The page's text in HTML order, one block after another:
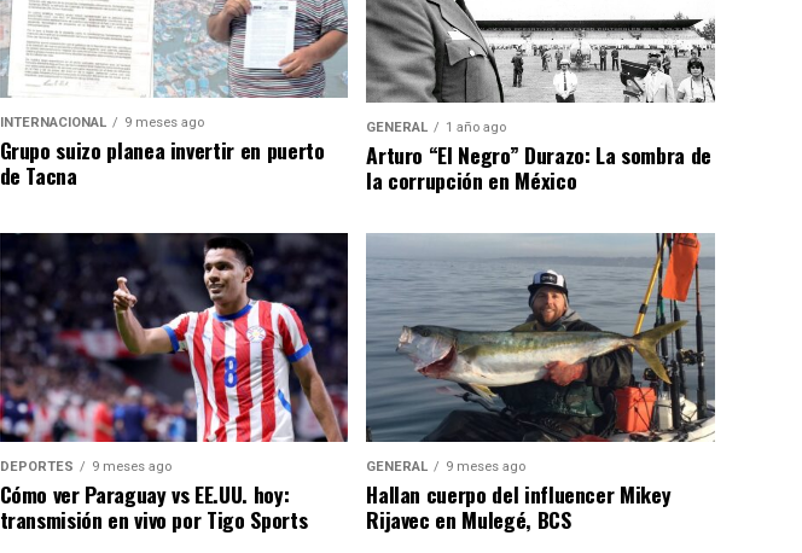
INTERNACIONAL 9 meses ago
Grupo suizo planea invertir en puerto
de Tacna
GENERAL 1 año ago
Arturo “El Negro” Durazo: La sombra de
la corrupción en México
DEPORTES 9 meses ago
Cómo ver Paraguay vs EE.UU. hoy:
transmisión en vivo por Tigo Sports
GENERAL 9 meses ago
Hallan cuerpo del influencer Mikey
Rijavec en Mulegé, BCS